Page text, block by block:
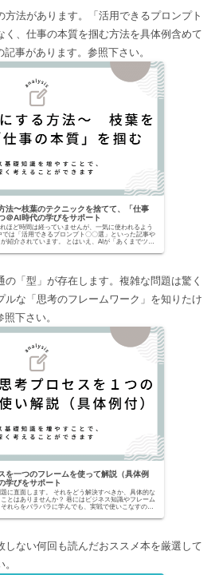
法があります。「活用できるプロンプト
く、仕事の本質を掴む方法を具体例含めて
事があります。参照下さい。
法〜枝葉のテクニックを捨てて、「仕事
＠AI時代の学びをサポート
ほど時間は経っていませんが、一気に使われるよう
は「活用できるプロンプト〇〇選」といった記事や
紹介されています。 とはいえ、AIが「あくまでツー
「型」が存在します。複雑な問題は驚く
ルな「思考のフレームワーク」を知りたけ
下さい。
を一つのフレームを使って解説（具体例
学びをサポート
に直面します。 それをどう解決すべきか、具体的な
とはありませんか？ 巷にはビジネス知識やフレーム
れらをバラバラに学んでも、実戦で使いこなすのは
しない何回も読んだおススメ本を厳選して